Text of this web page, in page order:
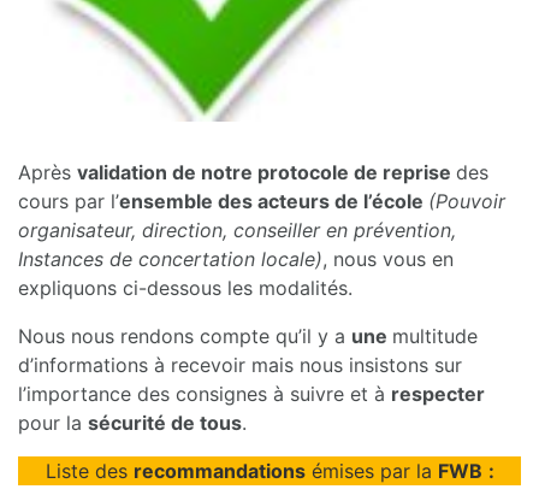
Après validation de notre protocole de reprise des
cours par l’ensemble des acteurs de l’école (Pouvoir
organisateur, direction, conseiller en prévention,
Instances de concertation locale), nous vous en
expliquons ci-dessous les modalités.
Nous nous rendons compte qu’il y a une multitude
d’informations à recevoir mais nous insistons sur
l’importance des consignes à suivre et à respecter
pour la sécurité de tous.
Liste des recommandationsémises par la FWB :